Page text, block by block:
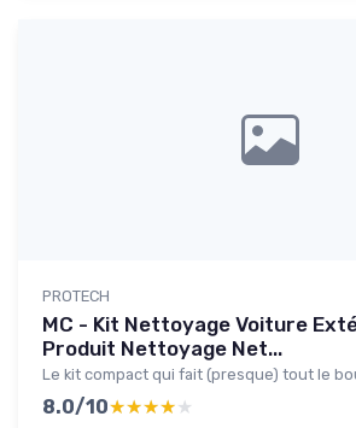
PROTECH
MC - Kit Nettoyage Voiture
Produit Nettoyage Net...
Le kit compact qui fait (presque) tout le
8.0/10★★★★★
★★★★★